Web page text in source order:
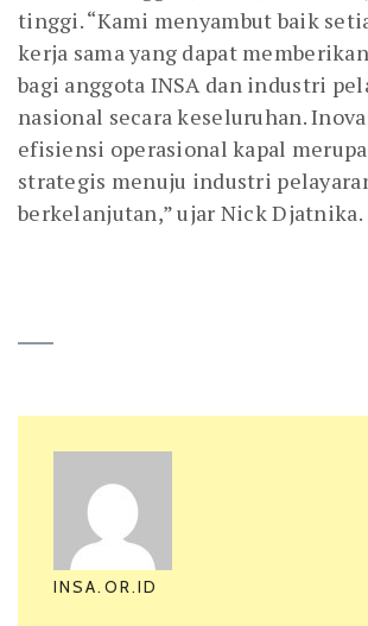
tinggi. “Kami menyambut baik
kerja sama yang dapat
bagi anggota INSA dan industri
nasional secara keseluruhan.
efisiensi operasional kapal
strategis menuju industri
berkelanjutan,” ujar Nick Djatnika.
INSA.OR.ID